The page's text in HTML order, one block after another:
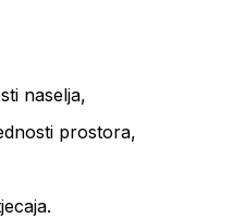
naselja,
prostora,